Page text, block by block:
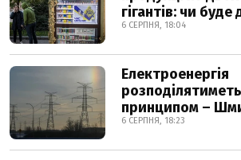
гігантів: чи
6 СЕРПНЯ, 18:04
Електроенергія
принципом –
6 СЕРПНЯ, 18:23